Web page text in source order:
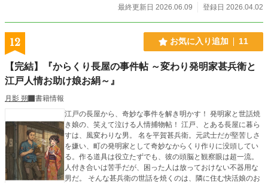
最終更新日 2026.06.09
登録日 2026.04.02
12 お気に入り追加 11
【完結】『からくり長屋の事件帖 ～変わり発明家甚兵衛と
江戸人情お助け娘お絹～』
月影 朔
書籍情報
江戸の長屋から、奇妙な事件を解き明かす！ 発明家と世話焼
き娘の、笑えて泣ける人情捕物帖！ 江戸、とある長屋に暮ら
すは、風変わりな男。 名を平賀甚兵衛。元武士だが堅苦しさ
を嫌い、町の発明家として奇妙なからくり作りに没頭してい
る。作る道具は役立たずでも、彼の頭脳と観察眼は超一流。
人付き合いは苦手だが、困った人は放っておけない不器用な
男だ。 そんな甚兵衛の世話を焼くのは、隣に住む快活娘のお